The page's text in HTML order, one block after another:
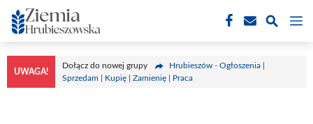
Przejdź
do
treści
UWAGA!
Dołącz do nowej grupy
Hrubieszów - Ogłoszenia |
Sprzedam | Kupię | Zamienię | Praca